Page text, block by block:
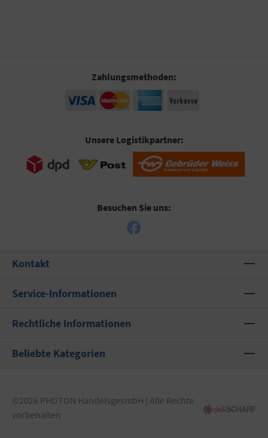
Zahlungsmethoden:
Unsere Logistikpartner:
Besuchen Sie uns:
Kontakt
Service-Informationen
Rechtliche Informationen
Beliebte Kategorien
©2026 PHOTON HandelsgesmbH | Alle Rechte
vorbehalten